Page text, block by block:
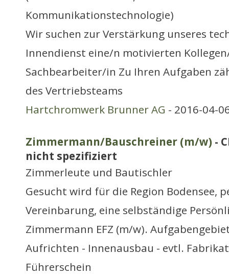
Kommunikationstechnologie)
Wir suchen zur Verstärkung unseres
Innendienst eine/n motivierten
Sachbearbeiter/in Zu Ihren Aufgaben
des Vertriebsteams
Hartchromwerk Brunner AG - 2016-04-
Zimmermann/Bauschreiner (m/w) -
nicht spezifiziert
Zimmerleute und Bautischler
Gesucht wird für die Region Bodensee,
Vereinbarung, eine selbständige
Zimmermann EFZ (m/w).
Aufrichten - Innenausbau - evtl.
Führerschein